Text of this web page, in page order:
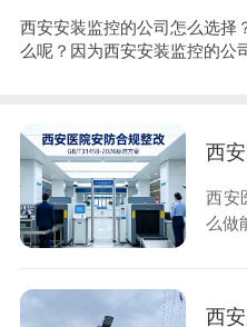
西安安装监控的公司怎么选择
么呢？因为西安安装监控的公
西安
么做